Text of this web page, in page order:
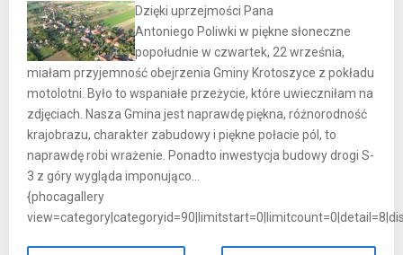
Dzięki uprzejmości Pana
Antoniego Poliwki w piękne słoneczne
popołudnie w czwartek, 22 września,
miałam przyjemność obejrzenia Gminy Krotoszyce z pokładu
motolotni. Było to wspaniałe przeżycie, które uwieczniłam na
zdjęciach. Nasza Gmina jest naprawdę piękna, różnorodność
krajobrazu, charakter zabudowy i piękne połacie pól, to
naprawdę robi wrażenie. Ponadto inwestycja budowy drogi S-
3 z góry wygląda imponująco…
{phocagallery